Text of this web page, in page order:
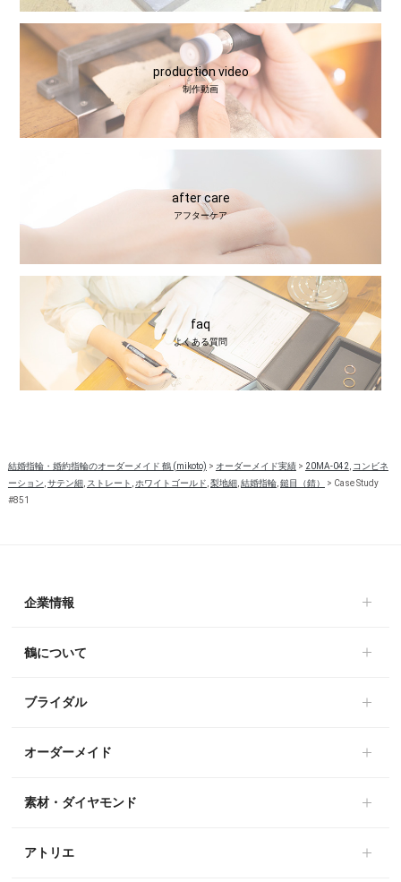
production video
制作動画
after care
アフターケア
faq
よくある質問
結婚指輪・婚約指輪のオーダーメイド 鶴 (mikoto) > オーダーメイド実績> 20MA-042, コンビネ
ーション,サテン細, ストレート ,ホワイトゴールド,梨地細,結婚指輪,鎚目（錆） > Case Study
#851
企業情報
鶴について
ブライダル
オーダーメイド
素材・ダイヤモンド
アトリエ